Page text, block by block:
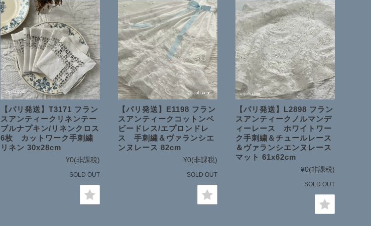
【パリ発送】T3171 フラン
スアンティークリネンテー
ブルナプキン/リネンクロス
6枚 カットワーク手刺繍
リネン 30x28cm
¥0(非課税)
SOLD OUT
【パリ発送】E1198 フラン
スアンティークコットンベ
ビードレス/エプロンドレ
ス 手刺繍＆ヴァランシエ
ンヌレース 82cm
¥0(非課税)
SOLD OUT
【パリ発送】L2898 フラン
スアンティークノルマンデ
ィーレース ホワイトワー
ク手刺繍＆チュールレース
＆ヴァランシエンヌレース
マット 61x62cm
¥0(非課税)
SOLD OUT